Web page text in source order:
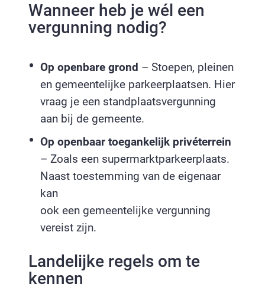
Wanneer heb je wél een
vergunning nodig?
Op openbare grond – Stoepen, pleinen
en gemeentelijke parkeerplaatsen. Hier
vraag je een standplaatsvergunning
aan bij de gemeente.
Op openbaar toegankelijk privéterrein
– Zoals een supermarktparkeerplaats.
Naast toestemming van de eigenaar
kan
ook een gemeentelijke vergunning
vereist zijn.
Landelijke regels om te
kennen